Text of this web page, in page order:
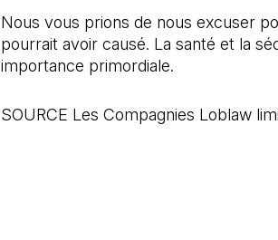
Nous vous prions de nous excuser
pourrait avoir causé. La santé et la
importance primordiale.
SOURCE Les Compagnies Loblaw